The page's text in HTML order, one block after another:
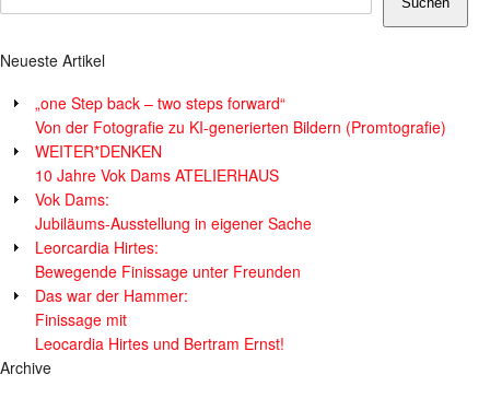
Neueste Artikel
„one Step back – two steps forward“
Von der Fotografie zu KI-generierten Bildern (Promtografie)
WEITER*DENKEN
10 Jahre Vok Dams ATELIERHAUS
Vok Dams:
Jubiläums-Ausstellung in eigener Sache
Leorcardia Hirtes:
Bewegende Finissage unter Freunden
Das war der Hammer:
Finissage mit
Leocardia Hirtes und Bertram Ernst!
Archive